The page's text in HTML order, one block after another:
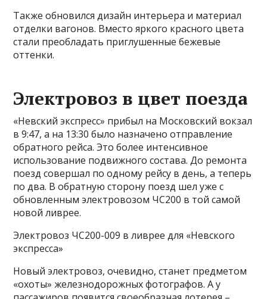
Также обновился дизайн интерьера и материал
отделки вагонов. Вместо яркого красного цвета
стали преобладать приглушенные бежевые
оттенки.
Электровоз в цвет поезда
«Невский экспресс» прибыл на Московский вокзал
в 9:47, а на 13:30 было назначено отправление
обратного рейса. Это более интенсивное
использование подвижного состава. До ремонта
поезд совершал по одному рейсу в день, а теперь
по два. В обратную сторону поезд шел уже с
обновленным электровозом ЧС200 в той самой
новой ливрее.
Электровоз ЧС200-009 в ливрее для «Невского
экспресса»
Новый электровоз, очевидно, станет предметом
«охоты» железнодорожных фотографов. А у